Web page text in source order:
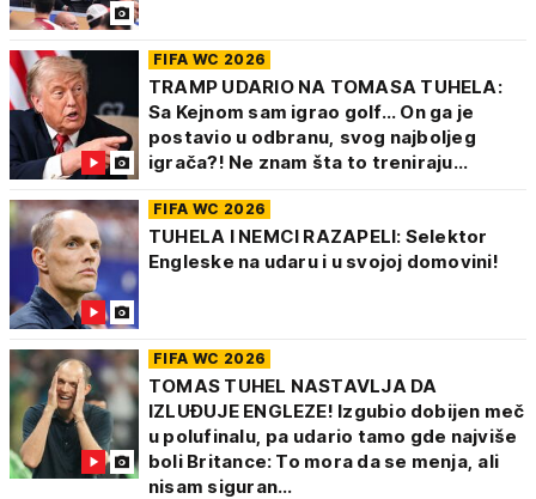
FIFA WC 2026
TRAMP UDARIO NA TOMASA TUHELA:
Sa Kejnom sam igrao golf... On ga je
postavio u odbranu, svog najboljeg
igrača?! Ne znam šta to treniraju...
FIFA WC 2026
TUHELA I NEMCI RAZAPELI: Selektor
Engleske na udaru i u svojoj domovini!
FIFA WC 2026
TOMAS TUHEL NASTAVLJA DA
IZLUĐUJE ENGLEZE! Izgubio dobijen meč
u polufinalu, pa udario tamo gde najviše
boli Britance: To mora da se menja, ali
nisam siguran...